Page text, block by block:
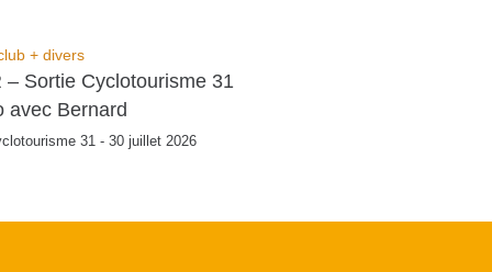
+ divers
– Sortie Cyclotourisme 31
avec Bernard
31 - 30 juillet 2026